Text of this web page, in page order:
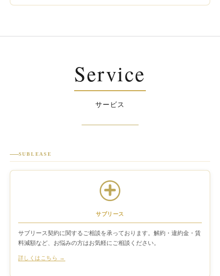
Service
サービス
SUBLEASE
サブリース
サブリース契約に関するご相談を承っております。解約・違約金・賃
料減額など、お悩みの方はお気軽にご相談ください。
詳しくはこちら →